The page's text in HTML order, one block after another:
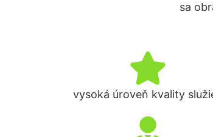
sa
vysoká úroveň kvality